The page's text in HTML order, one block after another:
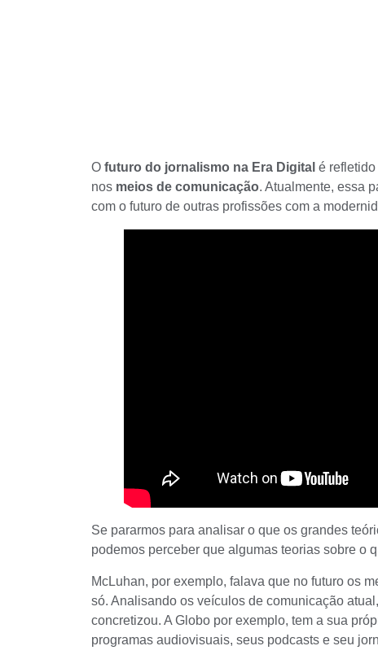
O futuro do jornalismo na Era Digital é
nos meios de comunicação. Atualmente, essa
com o futuro de outras profissões com a
Se pararmos para analisar o que os grandes
podemos perceber que algumas teorias sobre o
McLuhan, por exemplo, falava que no futuro os
só. Analisando os veículos de comunicação
concretizou. A Globo por exemplo, tem a sua
programas audiovisuais, seus podcasts e seu